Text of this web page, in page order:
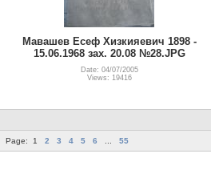
Мавашев Есеф Хизкияевич 1898 -
15.06.1968 зах. 20.08 №28.JPG
Date: 04/07/2005
Views: 19416
Page: 1 2 3 4 5 6 55